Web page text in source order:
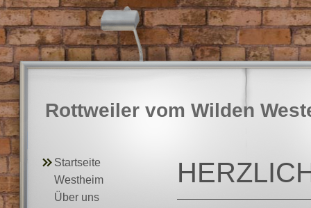
Rottweiler vom Wilden
Startseite
Westheim
Über uns